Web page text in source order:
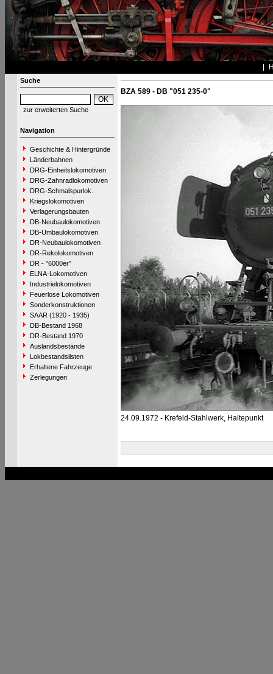
Suche
zur erweiterten Suche
Navigation
Geschichte & Hintergründe
Länderbahnen
DRG-Einheitslokomotiven
DRG-Zahnradlokomotiven
DRG-Schmalspurlok.
Kriegslokomotiven
Verlagerungsbauten
DB-Neubaulokomotiven
DB-Umbaulokomotiven
DR-Neubaulokomotiven
DR-Rekolokomotiven
DR - "6000er"
ELNA-Lokomotiven
Industrielokomotiven
Feuerlose Lokomotiven
Sonderkonstruktionen
SAAR (1920 - 1935)
DB-Bestand 1968
DR-Bestand 1970
Auslandsbestände
Lokbestandslisten
Erhaltene Fahrzeuge
Zerlegungen
BZA 589 - DB "051 235-0"
24.09.1972 - Krefeld-Stahlwerk, Haltepunkt